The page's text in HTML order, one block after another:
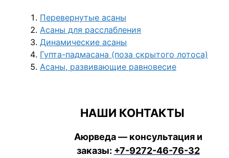
Перевернутые асаны
Асаны для расслабления
Динамические асаны
Гупта-падмасана (поза скрытого лотоса)
Асаны, развивающие равновесие
НАШИ КОНТАКТЫ
Аюрведа — консультация и
заказы: +7-9272-46-76-32